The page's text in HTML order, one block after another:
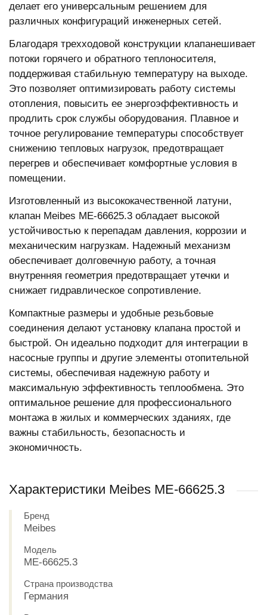
делает его универсальным решением для
различных конфигураций инженерных сетей.
Благодаря трехходовой конструкции клапанешивает
потоки горячего и обратного теплоносителя,
поддерживая стабильную температуру на выходе.
Это позволяет оптимизировать работу системы
отопления, повысить ее энергоэффективность и
продлить срок службы оборудования. Плавное и
точное регулирование температуры способствует
снижению тепловых нагрузок, предотвращает
перегрев и обеспечивает комфортные условия в
помещении.
Изготовленный из высококачественной латуни,
клапан Meibes ME-66625.3 обладает высокой
устойчивостью к перепадам давления, коррозии и
механическим нагрузкам. Надежный механизм
обеспечивает долговечную работу, а точная
внутренняя геометрия предотвращает утечки и
снижает гидравлическое сопротивление.
Компактные размеры и удобные резьбовые
соединения делают установку клапана простой и
быстрой. Он идеально подходит для интеграции в
насосные группы и другие элементы отопительной
системы, обеспечивая надежную работу и
максимальную эффективность теплообмена. Это
оптимальное решение для профессионального
монтажа в жилых и коммерческих зданиях, где
важны стабильность, безопасность и
экономичность.
Характеристики Meibes МЕ-66625.3
Бренд
Meibes
Модель
МЕ-66625.3
Страна производства
Германия